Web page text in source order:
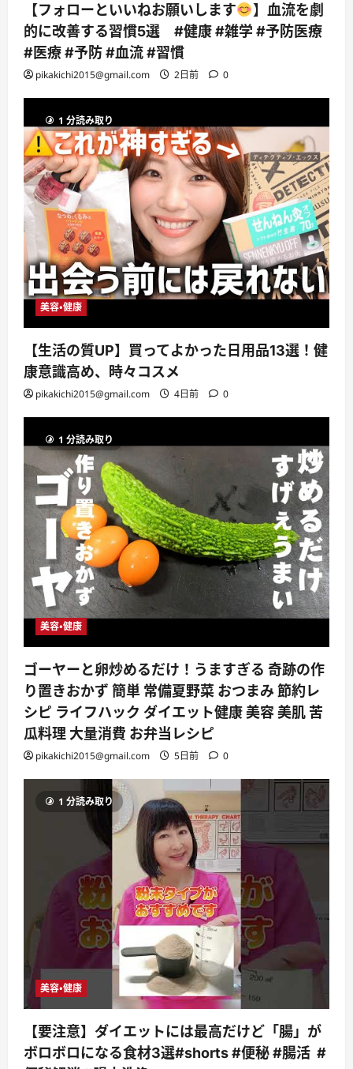
【フォローといいねお願いします
】血流を劇
的に改善する習慣5選 #健康 #雑学 #予防医療
#医療 #予防 #血流 #習慣
pikakichi2015@gmail.com 2日前 0
1 分読み取り
美容・健康
【生活の質UP】買ってよかった日用品13選！健
康意識高め、時々コスメ
pikakichi2015@gmail.com 4日前 0
1 分読み取り
美容・健康
ゴーヤーと卵炒めるだけ！うますぎる 奇跡の作
り置きおかず 簡単 常備夏野菜 おつまみ 節約レ
シピ ライフハック ダイエット健康 美容 美肌 苦
瓜料理 大量消費 お弁当レシピ
pikakichi2015@gmail.com 5日前 0
1 分読み取り
美容・健康
【要注意】ダイエットには最高だけど「腸」が
ボロボロになる食材3選#shorts #便秘 #腸活 #